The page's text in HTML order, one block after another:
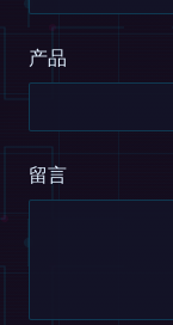
产品
留言